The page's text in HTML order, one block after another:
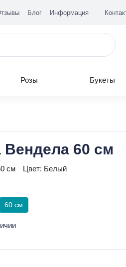
Блог Информация
Розы Букеты
Вендела 60 см
см Цвет: Белый
60 см